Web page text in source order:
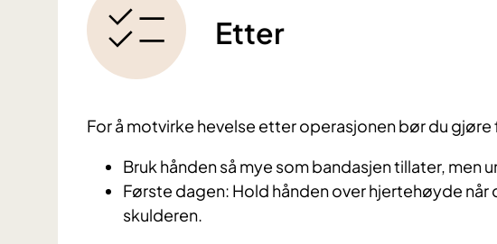
Etter
For å motvirke hevelse etter operasjonen bør du
Bruk hånden så mye som bandasjen tillater, men
Første dagen: Hold hånden over hjertehøyde når
skulderen.